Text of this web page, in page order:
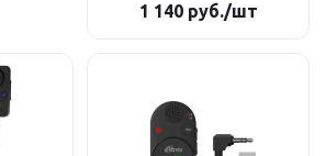
1 140руб./шт